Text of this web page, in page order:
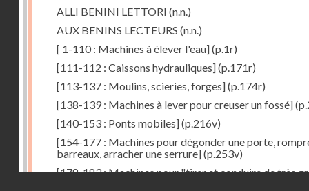
ALLI BENINI LETTORI (n.n.)
AUX BENINS LECTEURS (n.n.)
[ 1-110 : Machines à élever l'eau](p.1r)
[111-112 : Caissons hydrauliques](p.171r)
[113-137 : Moulins, scieries, forges](p.174r)
[138-139 : Machines à lever pour creuser un fossé]
[140-153 : Ponts mobiles](p.216v)
[154-177 : Machines pour dégonder une porte,
barreaux, arracher une serrure](p.253v)
[178-183 : Machines pour "tirer et conduire de très